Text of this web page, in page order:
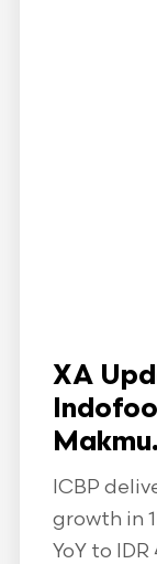
XA
ICBP
growth in
YoY to IDR